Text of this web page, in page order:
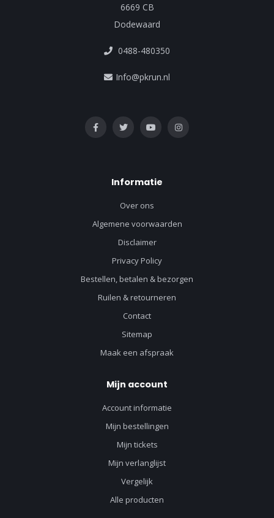
6669 CB
Dodewaard
0488-480350
Info@pkrun.nl
Informatie
Over ons
Algemene voorwaarden
Disclaimer
Privacy Policy
Bestellen, betalen & bezorgen
Ruilen & retourneren
Contact
Sitemap
Maak een afspraak
Mijn account
Account informatie
Mijn bestellingen
Mijn tickets
Mijn verlanglijst
Vergelijk
Alle producten